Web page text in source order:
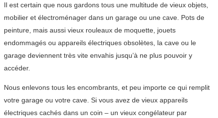
Il est certain que nous gardons tous une multitude de vieux objets,
mobilier et électroménager dans un garage ou une cave. Pots de
peinture, mais aussi vieux rouleaux de moquette, jouets
endommagés ou appareils électriques obsolètes, la cave ou le
garage deviennent très vite envahis jusqu’à ne plus pouvoir y
accéder.
Nous enlevons tous les encombrants, et peu importe ce qui remplit
votre garage ou votre cave. Si vous avez de vieux appareils
électriques cachés dans un coin – un vieux congélateur par